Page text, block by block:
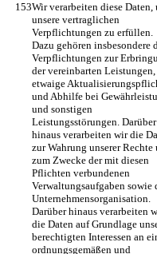
Wir verarbeiten diese Daten,
unsere vertraglichen
Verpflichtungen zu erfüllen.
Dazu gehören insbesondere
Verpflichtungen zur
der vereinbarten Leistungen,
etwaige
und Abhilfe bei
und sonstigen
Leistungsstörungen. Darüber
hinaus verarbeiten wir die
zur Wahrung unserer Rechte
zum Zwecke der mit diesen
Pflichten verbundenen
Verwaltungsaufgaben sowie
Unternehmensorganisation.
Darüber hinaus verarbeiten
die Daten auf Grundlage
berechtigten Interessen an
ordnungsgemäßen und